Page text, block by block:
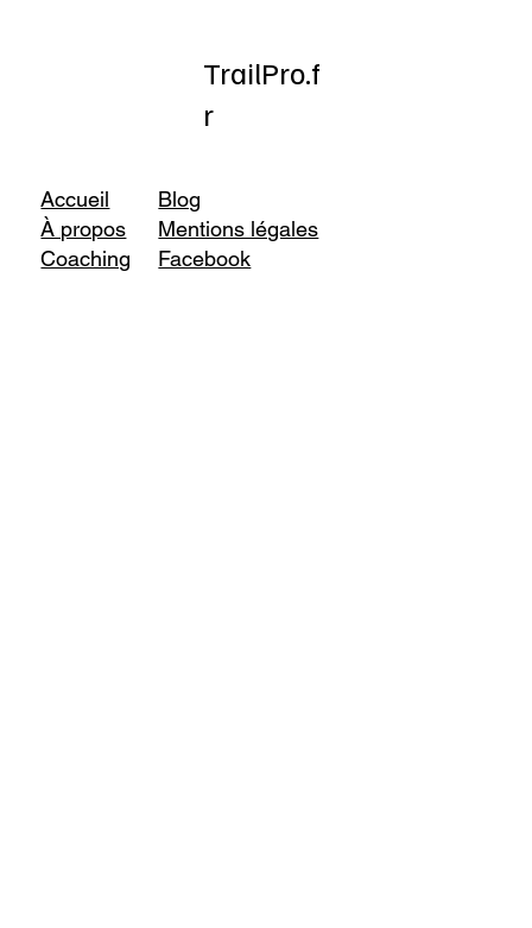
TrailPro.f
r
Accueil
À propos
Coaching
Blog
Mentions légales
Facebook